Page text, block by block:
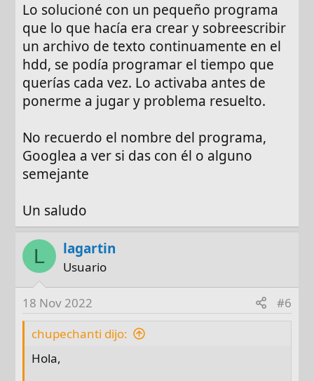
Lo solucioné con un pequeño programa
que lo que hacía era crear y sobreescribir
un archivo de texto continuamente en el
hdd, se podía programar el tiempo que
querías cada vez. Lo activaba antes de
ponerme a jugar y problema resuelto.
No recuerdo el nombre del programa,
Googlea a ver si das con él o alguno
semejante
Un saludo
L lagartin
Usuario
18 Nov 2022
#6
chupechanti dijo:
Hola,